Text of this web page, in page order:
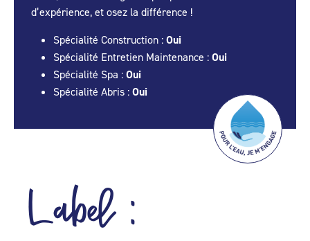
d’expérience, et osez la différence !
Spécialité Construction : Oui
Spécialité Entretien Maintenance : Oui
Spécialité Spa : Oui
Spécialité Abris : Oui
Label :